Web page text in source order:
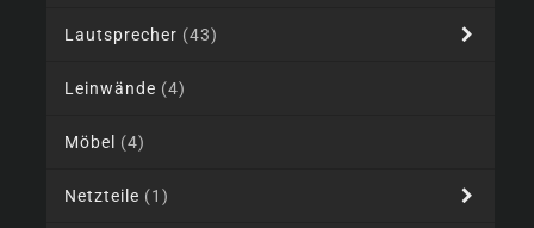
Lautsprecher (43)
Leinwände (4)
Möbel (4)
Netzteile (1)